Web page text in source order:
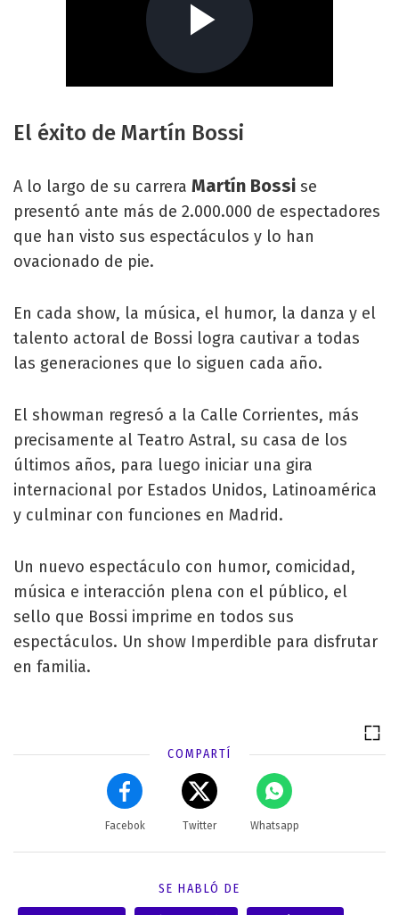
El éxito de Martín Bossi
A lo largo de su carrera Martín Bossi se
presentó ante más de 2.000.000 de espectadores
que han visto sus espectáculos y lo han
ovacionado de pie.
En cada show, la música, el humor, la danza y el
talento actoral de Bossi logra cautivar a todas
las generaciones que lo siguen cada año.
El showman regresó a la Calle Corrientes, más
precisamente al Teatro Astral, su casa de los
últimos años, para luego iniciar una gira
internacional por Estados Unidos, Latinoamérica
y culminar con funciones en Madrid.
Un nuevo espectáculo con humor, comicidad,
música e interacción plena con el público, el
sello que Bossi imprime en todos sus
espectáculos. Un show Imperdible para disfrutar
en familia.
COMPARTÍ
Facebok Twitter Whatsapp
SE HABLÓ DE